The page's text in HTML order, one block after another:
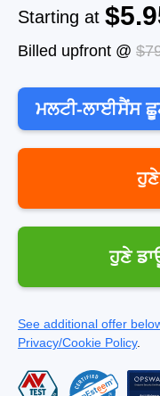
Starting at
Billed upfront @
ਮਲਟੀ-ਲਾਈਸੈਂਸ
ਹੁਣੇ
See additional offer
Privacy/Cookie Policy.